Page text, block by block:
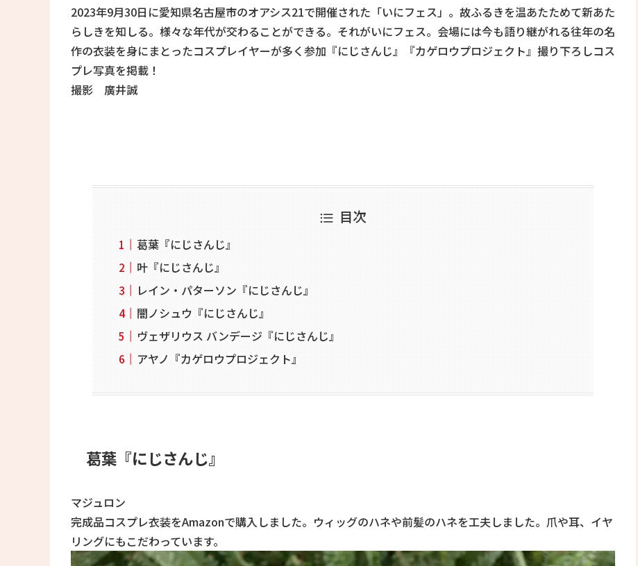
2023年9月30日に愛知県名古屋市のオアシス21で開催された「いにフェス」。故ふるきを温あたためて新あた
らしきを知しる。様々な年代が交わることができる。それがいにフェス。会場には今も語り継がれる往年の名
作の衣装を身にまとったコスプレイヤーが多く参加『にじさんじ』『カゲロウプロジェクト』撮り下ろしコス
プレ写真を掲載！
撮影 廣井誠
目次
葛葉『にじさんじ』
叶『にじさんじ』
レイン・パターソン『にじさんじ』
闇ノシュウ『にじさんじ』
ヴェザリウス バンデージ『にじさんじ』
アヤノ『カゲロウプロジェクト』
葛葉『にじさんじ』
マジュロン
完成品コスプレ衣装をAmazonで購入しました。ウィッグのハネや前髪のハネを工夫しました。爪や耳、イヤ
リングにもこだわっています。